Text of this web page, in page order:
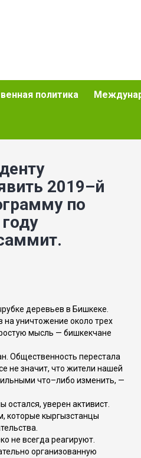
политика
2019–й
по
деревьев в Бишкеке.
на уничтожение около трех
мысль — бишкекчане
Общественность перестала
не значит, что жители нашей
что–либо изменить, —
уверен активист.
которые кыргызстанцы
не всегда реагируют.
организованную